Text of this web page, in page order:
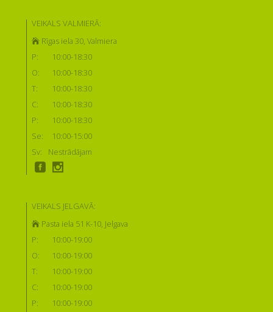
VEIKALS VALMIERĀ:
Rīgas iela 30, Valmiera
P:
10:00-18:30
O:
10:00-18:30
T:
10:00-18:30
C:
10:00-18:30
P:
10:00-18:30
Se:
10:00-15:00
Sv:
Nestrādājam
VEIKALS JELGAVĀ:
Pasta iela 51 K-10, Jelgava
P:
10:00-19:00
O:
10:00-19:00
T:
10:00-19:00
C:
10:00-19:00
P:
10:00-19:00